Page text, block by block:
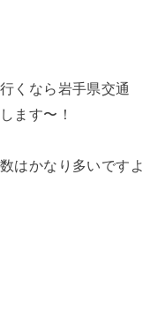
くなら岩手県交通
ます〜！
はかなり多いですよ